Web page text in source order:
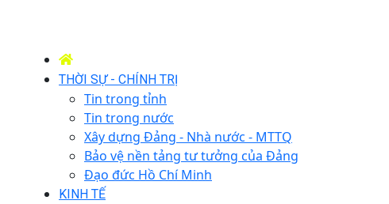
THỜI SỰ - CHÍNH TRỊ
Tin trong tỉnh
Tin trong nước
Xây dựng Đảng - Nhà nước - MTTQ
Bảo vệ nền tảng tư tưởng của Đảng
Đạo đức Hồ Chí Minh
KINH TẾ